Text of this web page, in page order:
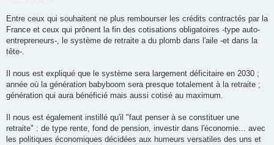
g
Entre ceux qui souhaitent ne plus rembourser les crédits contractés par la
France et ceux qui prônent la fin des cotisations obligatoires -type auto-
entrepreneurs-, le système de retraite a du plomb dans l'aile -et dans la
tête-.
Il nous est expliqué que le système sera largement déficitaire en 2030 ;
année où la génération babyboom sera presque totalement à la retraite ;
génération qui aura bénéficié mais aussi cotisé au maximum.
Il nous est également instillé qu'il "faut penser à se constituer une
retraite" : de type rente, fond de pension, investir dans l'économie... avec
les politiques économiques décidées aux humeurs versatiles des uns et